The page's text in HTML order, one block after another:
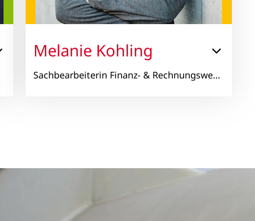
Melanie Kohling
Sachbearbeiterin Finanz- & Rechnungswesen